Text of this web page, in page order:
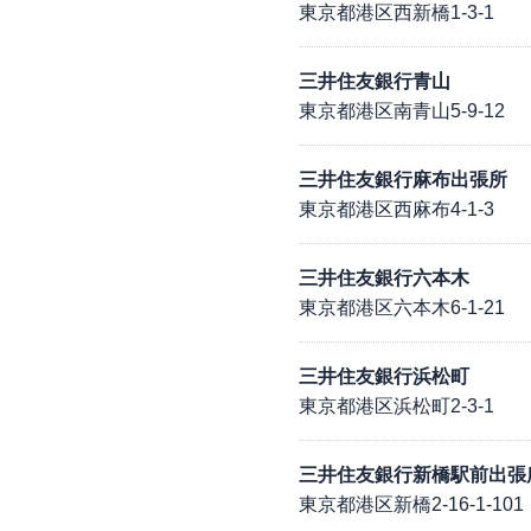
東京都港区西新橋1-3-1
三井住友銀行青山
東京都港区南青山5-9-12
三井住友銀行麻布出張所
東京都港区西麻布4-1-3
三井住友銀行六本木
東京都港区六本木6-1-21
三井住友銀行浜松町
東京都港区浜松町2-3-1
三井住友銀行新橋駅前出張
東京都港区新橋2-16-1-101